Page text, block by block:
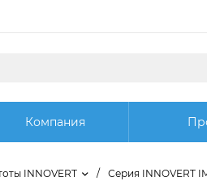
Компания
INNOVERT / Серия INNOVERT